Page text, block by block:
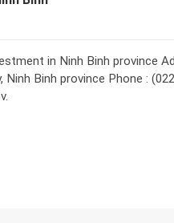
in Ninh Binh province
Ninh Binh province Phone :